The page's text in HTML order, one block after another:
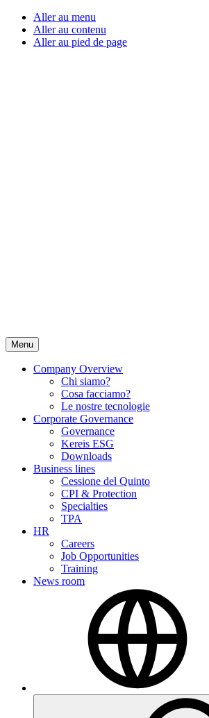
Aller au menu
Aller au contenu
Aller au pied de page
Menu
Company Overview
Chi siamo?
Cosa facciamo?
Le nostre tecnologie
Corporate Governance
Governance
Kereis ESG
Downloads
Business lines
Cessione del Quinto
CPI & Protection
Specialties
TPA
HR
Careers
Job Opportunities
Training
News room